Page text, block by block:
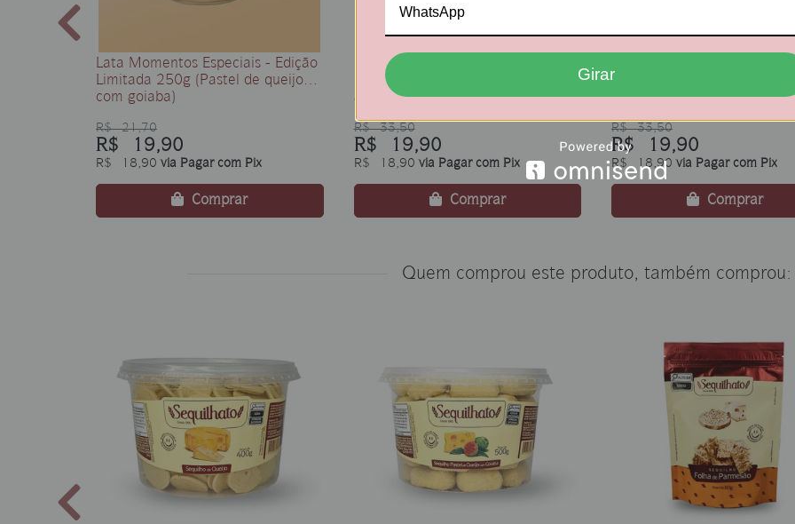
Lata Momentos Especiais - Edição
Limitada 250g (Pastel de queijo
com goiaba)
R$ 21,70
R$ 19,90
R$ 18,90via Pagar com Pix
Comprar
Lata A Vida Para - Edição Limitada
250g (Pastel de queijo com
goiaba)
R$ 33,50
R$ 19,90
R$ 18,90via Pagar com Pix
Comprar
Limitada 250g (Pastel de
com goiaba)
R$ 33,50
R$ 19,90
R$ 18,90via Pagar com Pix
Comprar
Quem comprou este produto, também comprou:
Girar